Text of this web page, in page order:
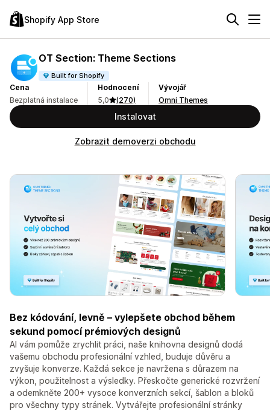
Shopify App Store
OT Section: Theme Sections
Built for Shopify
Cena
Bezplatná instalace
Hodnocení
5,0
(270)
Vývojář
Omni Themes
Instalovat
Zobrazit demoverzi obchodu
Bez kódování, levně – vylepšete obchod během
sekund pomocí prémiových designů
AI vám pomůže zrychlit práci, naše knihovna designů dodá
vašemu obchodu profesionální vzhled, buduje důvěru a
zvyšuje konverze. Každá sekce je navržena s důrazem na
výkon, použitelnost a výsledky. Přeskočte generické rozvržení
a odemkněte 200+ vysoce konverzních sekcí, šablon a bloků
pro všechny typy stránek. Vytvářejte profesionální stránky